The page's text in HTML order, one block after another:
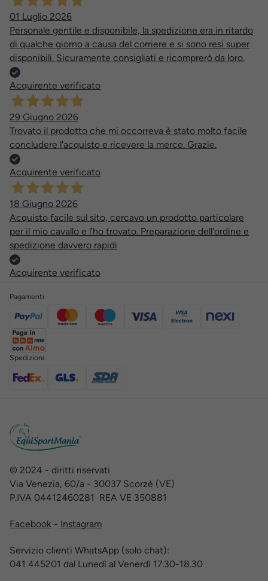
01 Luglio 2026
Personale gentile e disponibile, la spedizione era in ritardo
di qualche giorno a causa del corriere e si sono resi super
disponibili. Sicuramente consigliati e ricomprerò da loro.
Acquirente verificato
29 Giugno 2026
Trovato il prodotto che mi occorreva è stato molto facile
concludere l'acquisto e ricevere la merce. Grazie.
Acquirente verificato
18 Giugno 2026
Acquisto facile sul sito, cercavo un prodotto particolare
per il mio cavallo e l'ho trovato. Preparazione dell'ordine e
spedizione davvero rapidi
Acquirente verificato
Pagamenti
Spedizioni
© 2024 - diritti riservati
Via Venezia, 60/a - 30037 Scorzè (VE)
P.IVA 04412460281 REA VE 350881
Facebook - Instagram
Servizio clienti WhatsApp (solo chat):
041 445201 dal Lunedì al Venerdì 17.30-18.30